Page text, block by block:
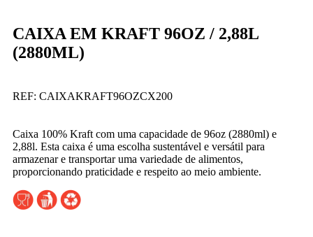
CAIXA EM KRAFT 96OZ / 2,88L
(2880ML)
REF: CAIXAKRAFT96OZCX200
Caixa 100% Kraft com uma capacidade de 96oz (2880ml) e
2,88l. Esta caixa é uma escolha sustentável e versátil para
armazenar e transportar uma variedade de alimentos,
proporcionando praticidade e respeito ao meio ambiente.